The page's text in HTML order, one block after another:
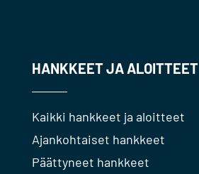
HANKKEET JA ALOITTEET
Kaikki hankkeet ja aloitteet
Ajankohtaiset hankkeet
Päättyneet hankkeet